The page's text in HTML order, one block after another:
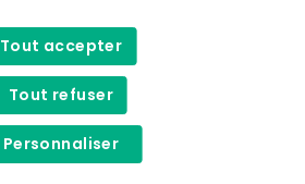
Mélanie Audet
Carte de souhait
artisanale
5,00$
Tout accepter
Tout refuser
Personnaliser